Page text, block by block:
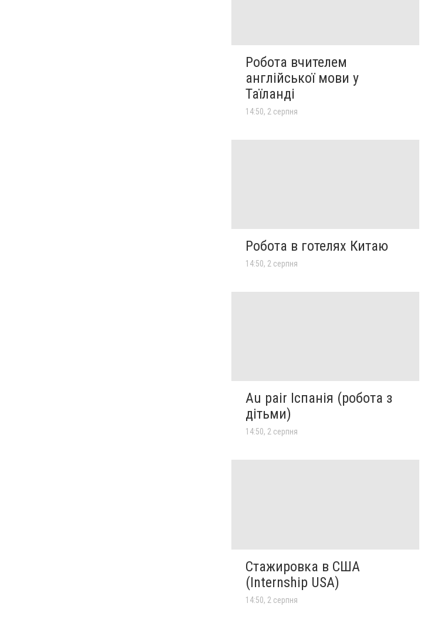
Робота вчителем
англійської мови у
Таїланді
14:50, 2 серпня
Робота в готелях Китаю
14:50, 2 серпня
Au pair Іспанія (робота з
дітьми)
14:50, 2 серпня
Стажировка в США
(Internship USA)
14:50, 2 серпня